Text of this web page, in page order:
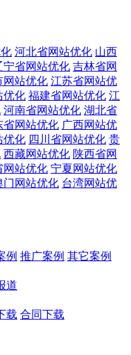
河北省网站优化 山西
宁省网站优化 吉林省网
网站优化 江苏省网站优
优化 福建省网站优化 江
河南省网站优化 湖北省
省网站优化 广西网站优
优化 四川省网站优化 贵
西藏网站优化 陕西省网
网站优化 宁夏网站优化
门网站优化 台湾网站优
例 推广案例 其它案例
道
载 合同下载